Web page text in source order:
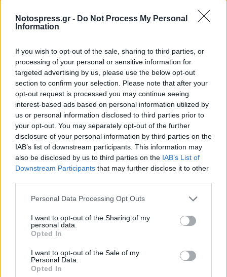
Notospress.gr - Do Not Process My Personal
Information
If you wish to opt-out of the sale, sharing to third parties, or
processing of your personal or sensitive information for
targeted advertising by us, please use the below opt-out
section to confirm your selection. Please note that after your
opt-out request is processed you may continue seeing
interest-based ads based on personal information utilized by
us or personal information disclosed to third parties prior to
your opt-out. You may separately opt-out of the further
disclosure of your personal information by third parties on the
IAB’s list of downstream participants. This information may
also be disclosed by us to third parties on the IAB’s List of
Downstream Participants that may further disclose it to other
Personal Data Processing Opt Outs
I want to opt-out of the Sharing of my
personal data.
Opted In
I want to opt-out of the Sale of my
Personal Data.
Opted In
καταργήθηκε επειδή , σύμφωνα με απάντηση που
ενταχθεί σε κάποιο πρόγραμμα για ανέγερση . Η μη
ένταξή του , όπως ισχυρίστηκε δημοσίως η
Αντιπεριφερειάρχης Λακωνίας οφείλεται στο γεγονός
ότι δεν υπήρχε μελέτη . Η αλήθεια είναι πως η τέως
Νομαρχία Λακωνίας λίγο πριν από το τέλος της
θητείας της είχε κάνει ανάθεση μελέτης η οποία
έμπλεξε στις ενστάσεις και δεν ευδοκίμησε .
κ. Υφυπουργέ
Το 6ο Δημοτικό Σχολείο Σπάρτης αποτελεί μια
αναγκαιότητα για την πόλη της Σπάρτης αφού :
-Θα καλύψει τις εκπαιδευτικές ανάγκες μιας σαφώς
οριοθετημένης , μεγάλης και συνεχώς
απόσταση μόλις 500 μ. βρίσκεται το Πανεπιστήμιο .